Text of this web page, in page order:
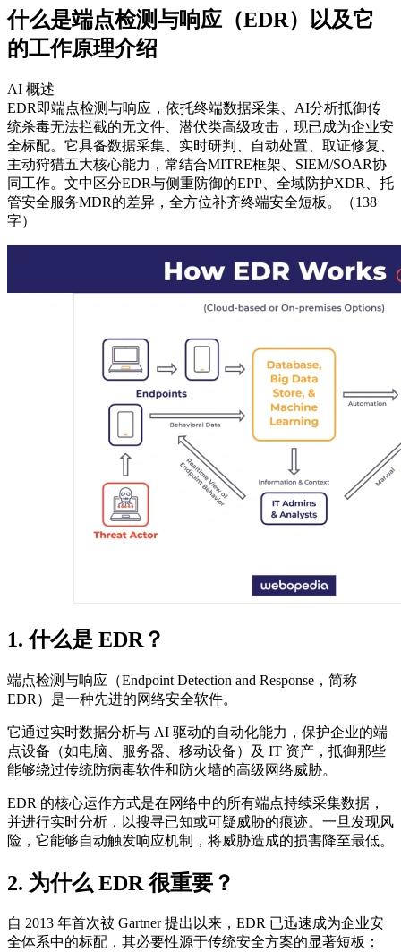
什么是端点检测与响应（EDR）以及它
的工作原理介绍
AI 概述
EDR即端点检测与响应，依托终端数据采集、AI分析抵御传
统杀毒无法拦截的无文件、潜伏类高级攻击，现已成为企业安
全标配。它具备数据采集、实时研判、自动处置、取证修复、
主动狩猎五大核心能力，常结合MITRE框架、SIEM/SOAR协
同工作。文中区分EDR与侧重防御的EPP、全域防护XDR、托
管安全服务MDR的差异，全方位补齐终端安全短板。（138
字）
1. 什么是 EDR？
端点检测与响应（Endpoint Detection and Response，简称
EDR）是一种先进的网络安全软件。
它通过实时数据分析与 AI 驱动的自动化能力，保护企业的端
点设备（如电脑、服务器、移动设备）及 IT 资产，抵御那些
能够绕过传统防病毒软件和防火墙的高级网络威胁。
EDR 的核心运作方式是在网络中的所有端点持续采集数据，
并进行实时分析，以搜寻已知或可疑威胁的痕迹。一旦发现风
险，它能够自动触发响应机制，将威胁造成的损害降至最低。
2. 为什么 EDR 很重要？
自 2013 年首次被 Gartner 提出以来，EDR 已迅速成为企业安
全体系中的标配，其必要性源于传统安全方案的显著短板：